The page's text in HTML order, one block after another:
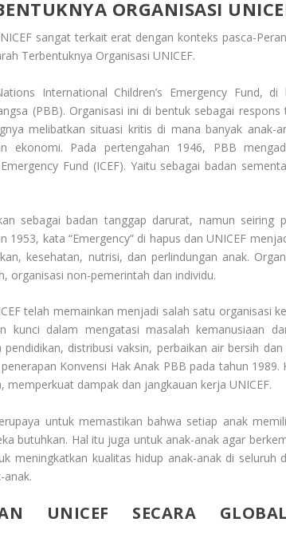
ORGANISASI
sangat terkait erat dengan konteks pasca-
Terbentuknya Organisasi UNICEF.
International Children’s Emergency Fund,
(PBB). Organisasi ini di bentuk sebagai
melibatkan situasi kritis di mana banyak anak-
ekonomi. Pada pertengahan 1946, PBB
Emergency Fund (ICEF). Yaitu sebagai badan
sebagai badan tanggap darurat, namun seiring
1953, kata “Emergency” di hapus dan UNICEF
kesehatan, nutrisi, dan perlindungan anak.
organisasi non-pemerintah dan individu.
telah memainkan menjadi salah satu organisasi
kunci dalam mengatasi masalah kemanusiaan
distribusi vaksin, perbaikan air bersih
Konvensi Hak Anak PBB pada tahun
dampak dan jangkauan kerja UNICEF.
untuk memastikan bahwa setiap anak
butuhkan. Hal itu juga untuk anak-anak agar
meningkatkan kualitas hidup anak-anak di seluruh
anak.
UNICEF SECARA